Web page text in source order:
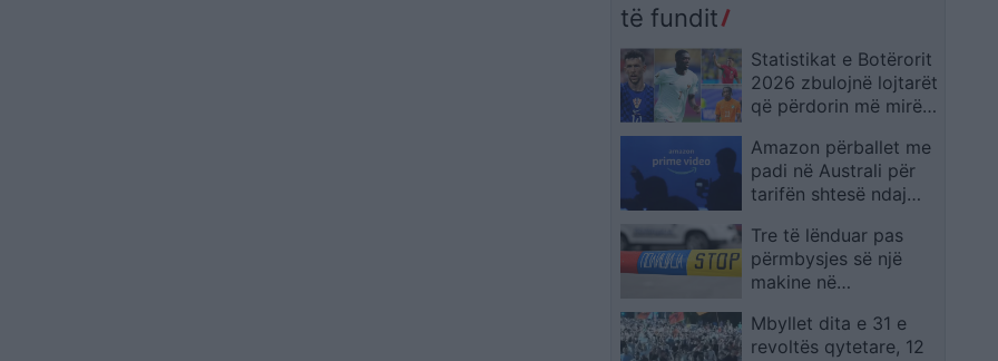
të fundit
Statistikat e Botërorit
2026 zbulojnë lojtarët
që përdorin më mirë
Amazon përballet me
padi në Australi për
tarifën shtesë ndaj
Video pa reklama
Tre të lënduar pas
përmbysjes së një
makine në
në Maqedoni
Mbyllet dita e 31 e
revoltës qytetare, 12